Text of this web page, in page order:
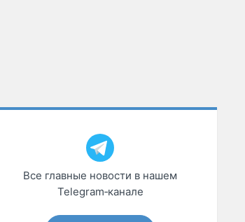
Все главные новости в нашем
Telegram‑канале